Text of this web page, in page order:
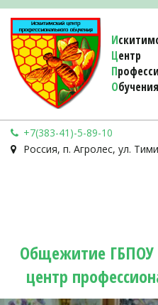
И
Центр
П
Обучения
+7(383-41)-5-89-10
Россия, п. Агролес, ул.
Общежитие
центр